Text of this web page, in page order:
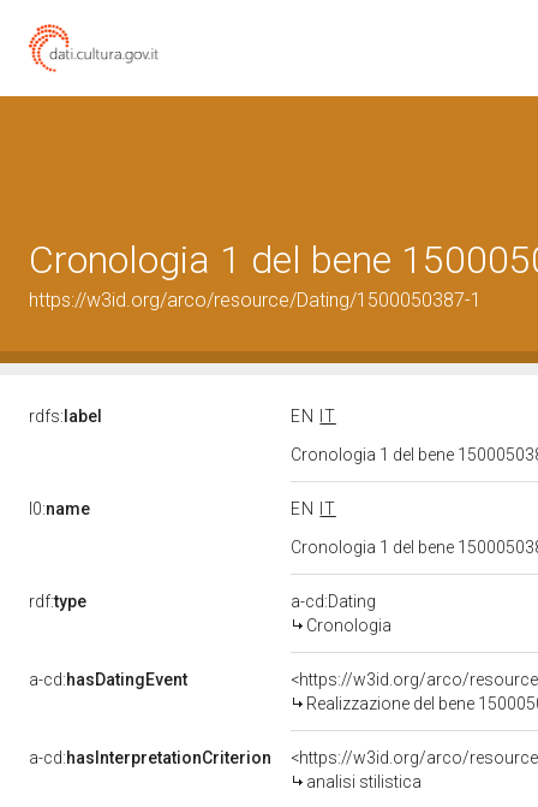
Cronologia 1 del bene
https://w3id.org/arco/resource/Dating/1500050387-1
rdfs: label EN
IT
Cronologia 1 del bene
l0:name EN
IT
Cronologia 1 del bene
rdf:type
a-cd:Dating
Cronologia
a-cd:hasDatingEvent
<https://w3id.org/arco/
Realizzazione del bene
a-cd:hasInterpretationCriterion
<https://w3id.org/arco/
analisi stilistica